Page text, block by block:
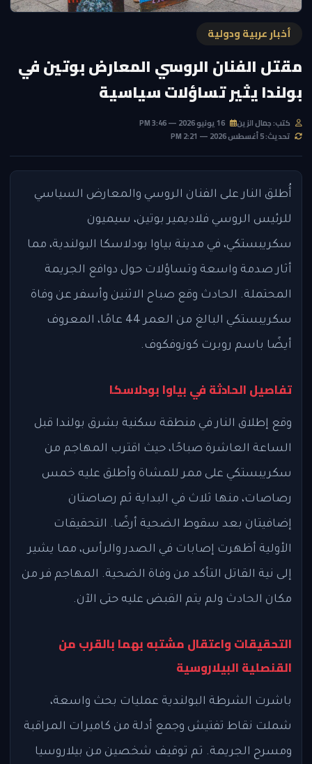
أخبار عربية ودولية
مقتل الفنان الروسي المعارض بوتين في
بولندا يثير تساؤلات سياسية
كتب: جمال الزين
تحديث: 5 أغسطس 2026 — 2:21 PM
أُطلق النار على الفنان الروسي والمعارض السياسي
للرئيس الروسي فلاديمير بوتين، سيميون
سكريبستكي، في مدينة بياوا بودلاسكا البولندية، مما
أثار صدمة واسعة وتساؤلات حول دوافع الجريمة
المحتملة. الحادث وقع صباح الاثنين وأسفر عن وفاة
سكريبستكي البالغ من العمر 44 عامًا، المعروف
أيضًا باسم روبرت كوزوفكوف.
تفاصيل الحادثة في بياوا بودلاسكا
وقع إطلاق النار في منطقة سكنية بشرق بولندا قبل
الساعة العاشرة صباحًا، حيث اقترب المهاجم من
سكريبستكي على ممر للمشاة وأطلق عليه خمس
رصاصات، منها ثلاث في البداية ثم رصاصتان
إضافيتان بعد سقوط الضحية أرضًا. التحقيقات
الأولية أظهرت إصابات في الصدر والرأس، مما يشير
إلى نية القاتل التأكد من وفاة الضحية. المهاجم فر من
مكان الحادث ولم يتم القبض عليه حتى الآن.
التحقيقات واعتقال مشتبه بهما بالقرب من
القنصلية البيلاروسية
باشرت الشرطة البولندية عمليات بحث واسعة،
شملت نقاط تفتيش وجمع أدلة من كاميرات المراقبة
ومسرح الجريمة. تم توقيف شخصين من بيلاروسيا